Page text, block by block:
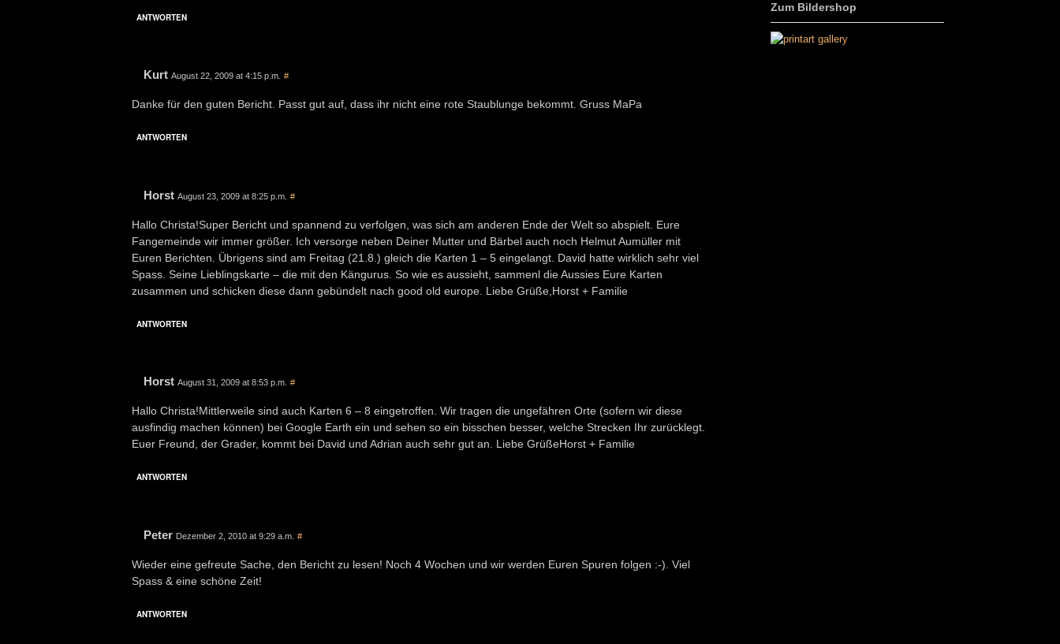
ANTWORTEN
Kurt August 22, 2009 at 4:15 p.m. #
Danke für den guten Bericht. Passt gut auf, dass ihr nicht eine rote Staublunge bekommt. Gruss MaPa
ANTWORTEN
Horst August 23, 2009 at 8:25 p.m. #
Hallo Christa!Super Bericht und spannend zu verfolgen, was sich am anderen Ende der Welt so abspielt. Eure
Fangemeinde wir immer größer. Ich versorge neben Deiner Mutter und Bärbel auch noch Helmut Aumüller mit
Euren Berichten. Übrigens sind am Freitag (21.8.) gleich die Karten 1 – 5 eingelangt. David hatte wirklich sehr viel
Spass. Seine Lieblingskarte – die mit den Kängurus. So wie es aussieht, sammenl die Aussies Eure Karten
zusammen und schicken diese dann gebündelt nach good old europe. Liebe Grüße,Horst + Familie
ANTWORTEN
Horst August 31, 2009 at 8:53 p.m. #
Hallo Christa!Mittlerweile sind auch Karten 6 – 8 eingetroffen. Wir tragen die ungefähren Orte (sofern wir diese
ausfindig machen können) bei Google Earth ein und sehen so ein bisschen besser, welche Strecken Ihr zurücklegt.
Euer Freund, der Grader, kommt bei David und Adrian auch sehr gut an. Liebe GrüßeHorst + Familie
ANTWORTEN
Peter Dezember 2, 2010 at 9:29 a.m. #
Wieder eine gefreute Sache, den Bericht zu lesen! Noch 4 Wochen und wir werden Euren Spuren folgen :-). Viel
Spass & eine schöne Zeit!
ANTWORTEN
Zum Bildershop